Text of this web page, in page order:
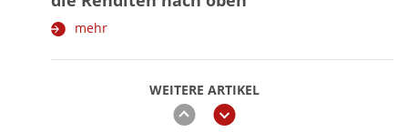
WEITERE ARTIKEL
zurückweiter
mehr